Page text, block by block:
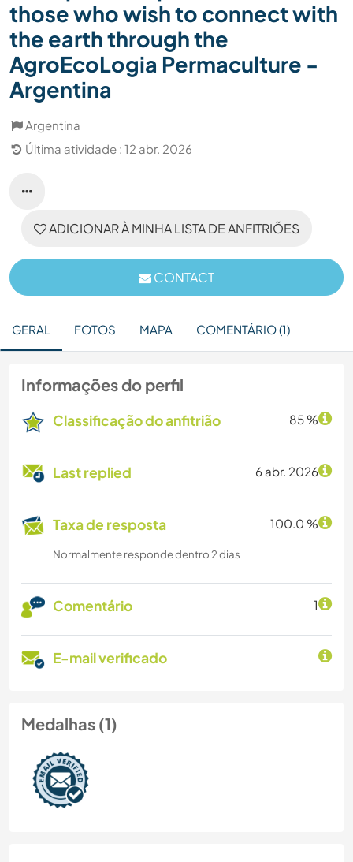
those who wish to connect with
the earth through the
AgroEcoLogia Permaculture -
Argentina
Argentina
Última atividade : 12 abr. 2026
ADICIONAR À MINHA LISTA DE ANFITRIÕES
CONTACT
GERAL FOTOS MAPA COMENTÁRIO (1)
Informações do perfil
Classificação do anfitrião 85 %
Last replied 6 abr. 2026
Taxa de resposta 100.0 %
Normalmente responde dentro 2 dias
Comentário 1
E-mail verificado
Medalhas (1)